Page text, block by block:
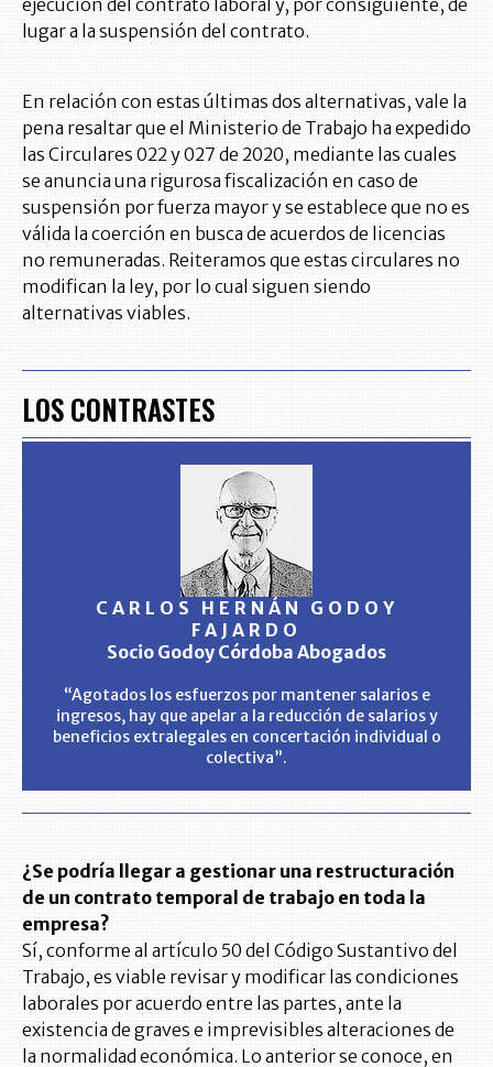
ejecución del contrato laboral y, por consiguiente, dé
lugar a la suspensión del contrato.
En relación con estas últimas dos alternativas, vale la
pena resaltar que el Ministerio de Trabajo ha expedido
las Circulares 022 y 027 de 2020, mediante las cuales
se anuncia una rigurosa fiscalización en caso de
suspensión por fuerza mayor y se establece que no es
válida la coerción en busca de acuerdos de licencias
no remuneradas. Reiteramos que estas circulares no
modifican la ley, por lo cual siguen siendo
alternativas viables.
LOS CONTRASTES
CARLOS HERNÁN GODOY
FAJARDO
Socio Godoy Córdoba Abogados
“Agotados los esfuerzos por mantener salarios e
ingresos, hay que apelar a la reducción de salarios y
beneficios extralegales en concertación individual o
colectiva”.
¿Se podría llegar a gestionar una restructuración
de un contrato temporal de trabajo en toda la
empresa?
Sí, conforme al artículo 50 del Código Sustantivo del
Trabajo, es viable revisar y modificar las condiciones
laborales por acuerdo entre las partes, ante la
existencia de graves e imprevisibles alteraciones de
la normalidad económica. Lo anterior se conoce, en